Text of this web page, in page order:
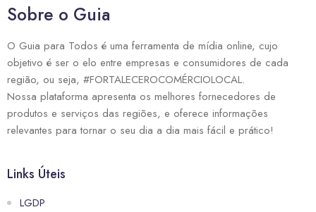
Sobre o Guia
O Guia para Todos é uma ferramenta de mídia online, cujo
objetivo é ser o elo entre empresas e consumidores de cada
região, ou seja, #FORTALECEROCOMÉRCIOLOCAL.
Nossa plataforma apresenta os melhores fornecedores de
produtos e serviços das regiões, e oferece informações
relevantes para tornar o seu dia a dia mais fácil e prático!
Links Úteis
LGDP